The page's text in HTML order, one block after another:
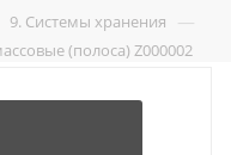
9. Системы хранения —
(полоса) Z000002